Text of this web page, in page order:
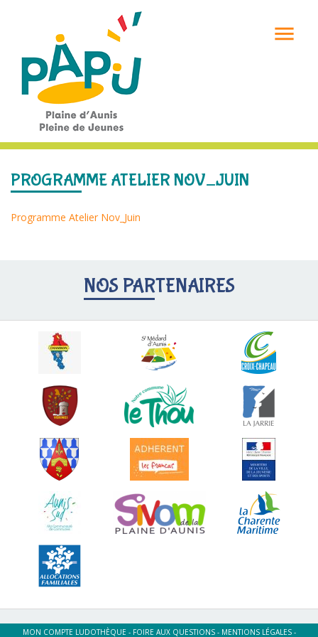

PROGRAMME ATELIER NOV_JUIN
Programme Atelier Nov_Juin
NOS PARTENAIRES
MON COMPTE LUDOTHÈQUE - FOIRE AUX QUESTIONS- MENTIONS LÉGALES-